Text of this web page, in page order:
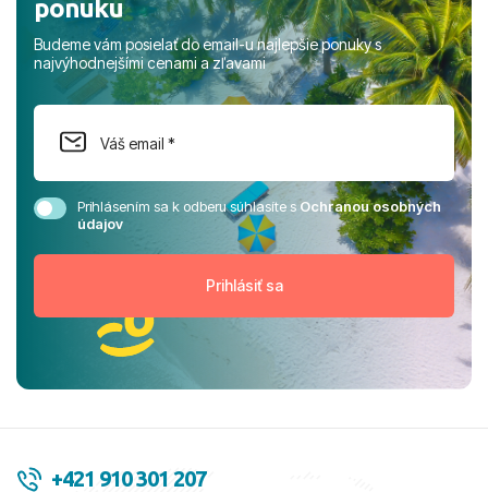
ponuku
Budeme vám posielať do email-u najlepšie ponuky s
najvýhodnejšími cenami a zľavami
Prihlásením sa k odberu súhlasíte sOchranou osobných
údajov
+421 910 301 207